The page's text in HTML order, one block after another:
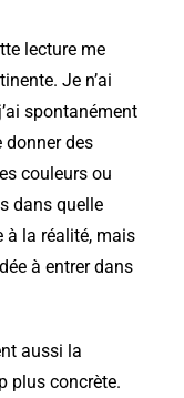
lecture me
Je n’ai
spontanément
des
couleurs ou
dans quelle
à la réalité, mais
à entrer dans
aussi la
plus concrète.